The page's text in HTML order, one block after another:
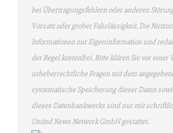
bei Übertragungsfehlern oder anderen
Vorsatz oder grober Fahrlässigkeit. Die
Informationen zur Eigeninformation und
der Regel kostenfrei. Bitte klären Sie vor
urheberrechtliche Fragen mit dem
systematische Speicherung dieser Daten
dieses Datenbankwerks sind nur mit
United News Network GmbH gestattet.